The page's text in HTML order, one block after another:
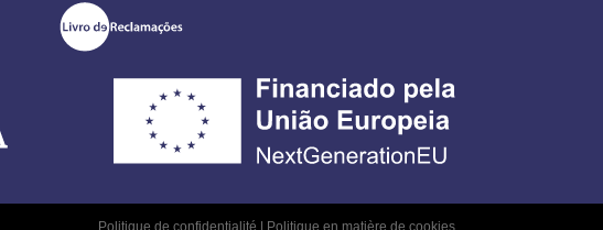
Politique de confidentialité Politique en matière de cookies